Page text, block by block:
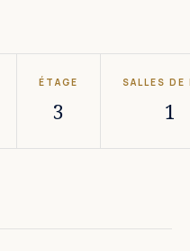
ÉTAGE
3
SALLES DE
1